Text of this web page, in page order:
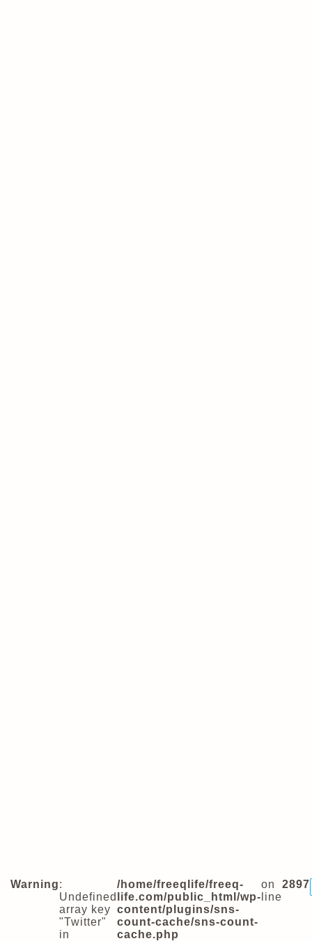
Warning:
Undefined
array key
"Twitter"
in
/home/freeqlife/freeq-
life.com/public_html/wp-
content/plugins/sns-
count-cache/sns-count-
cache.php
on
line
2897